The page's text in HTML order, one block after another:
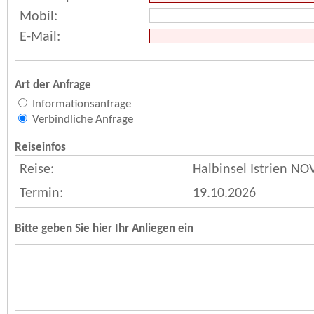
Mobil:
E-Mail:
Art der Anfrage
Informationsanfrage
Verbindliche Anfrage
Reiseinfos
Reise:
Halbinsel Istrien
Termin:
19.10.2026
Bitte geben Sie hier Ihr Anliegen ein